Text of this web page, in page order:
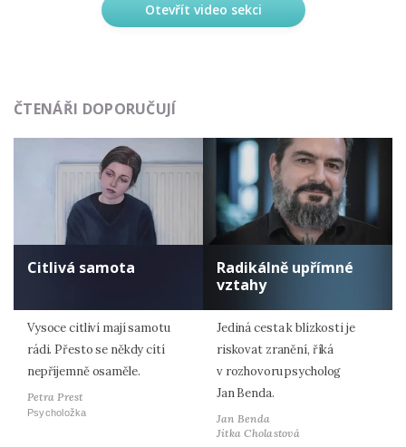
Otevřít video sekci
ČTENÁŘI DOPORUČUJÍ
Citlivá samota
Vysoce citliví mají samotu
rádi. Přesto se někdy cítí
nepříjemně osaměle.
Petra Prest
Psycholožka
Radikálně upřímné
vztahy
Jediná cesta k blízkosti je
riskovat zranění, říká
v rozhovoru psycholog
Jan Benda.
Jan Benda
Jitka Cholastová